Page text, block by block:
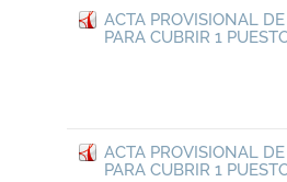
ACTA PROVISIONAL
PARA CUBRIR 1
ACTA PROVISIONAL
PARA CUBRIR 1